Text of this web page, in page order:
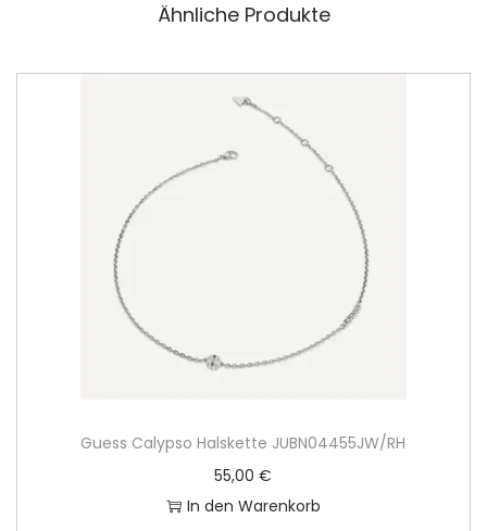
Ähnliche Produkte
Guess Calypso Halskette JUBN04455JW/RH
55,00€
In den Warenkorb